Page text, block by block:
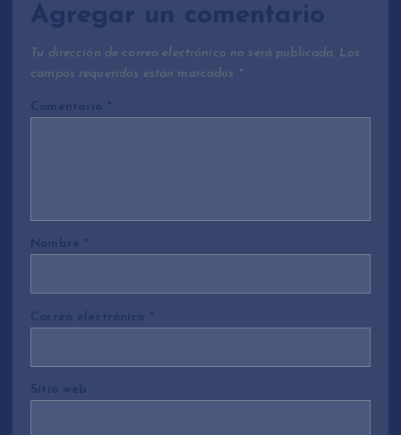
Agregar un comentario
Tu dirección de correo electrónico no será publicada. Los
campos requeridos están marcados *
Comentario *
Nombre *
Correo electrónico *
Sitio web